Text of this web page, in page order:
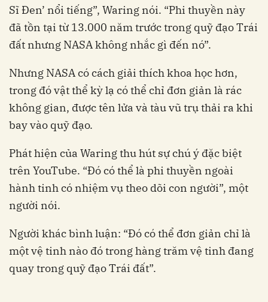
Sĩ Đen’ nổi tiếng”, Waring nói. “Phi thuyền này
đã tồn tại từ 13.000 năm trước trong quỹ đạo Trái
đất nhưng NASA không nhắc gì đến nó”.
Nhưng NASA có cách giải thích khoa học hơn,
trong đó vật thể kỳ lạ có thể chỉ đơn giản là rác
không gian, được tên lửa và tàu vũ trụ thải ra khi
bay vào quỹ đạo.
Phát hiện của Waring thu hút sự chú ý đặc biệt
trên YouTube. “Đó có thể là phi thuyền ngoài
hành tinh có nhiệm vụ theo dõi con người”, một
người nói.
Người khác bình luận: “Đó có thể đơn giản chỉ là
một vệ tinh nào đó trong hàng trăm vệ tinh đang
quay trong quỹ đạo Trái đất”.